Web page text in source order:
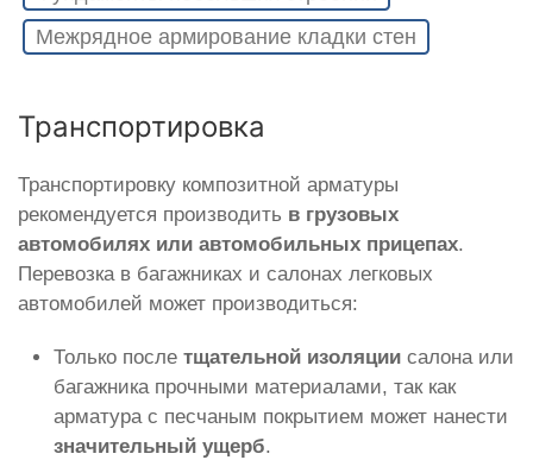
Межрядное армирование кладки стен
Транспортировка
Транспортировку композитной арматуры
рекомендуется производить в грузовых
автомобилях или автомобильных прицепах.
Перевозка в багажниках и салонах легковых
автомобилей может производиться:
Только после тщательной изоляции салона или
багажника прочными материалами, так как
арматура с песчаным покрытием может нанести
значительный ущерб.